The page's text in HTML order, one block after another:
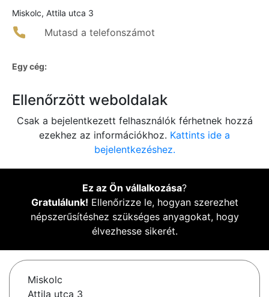
Miskolc, Attila utca 3
Mutasd a telefonszámot
Egy cég:
Ellenőrzött weboldalak
Csak a bejelentkezett felhasználók férhetnek hozzá
ezekhez az információkhoz. Kattints ide a
bejelentkezéshez.
Ez az Ön vállalkozása?
Gratulálunk! Ellenőrizze le, hogyan szerezhet
népszerűsítéshez szükséges anyagokat, hogy
élvezhesse sikerét.
Miskolc
Attila utca 3